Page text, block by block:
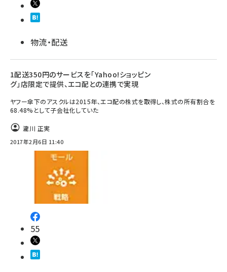
物流・配送
1配送350円のサービスを「Yahoo!ショッピン
グ」店限定で提供、エコ配との連携で実現
ヤフー傘下のアスクルは2015年、エコ配の株式を取得し、株式の所有割合を
68.48%として子会社化していた
瀧川 正実
2017年2月6日 11:40
55